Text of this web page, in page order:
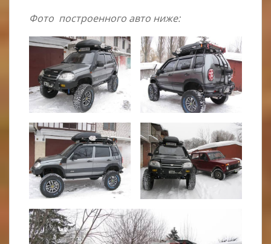
Фото построенного авто ниже: